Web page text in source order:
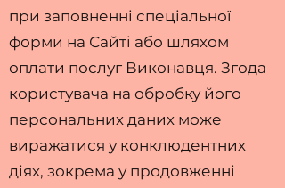
при заповненні спеціальної
форми на Сайті або шляхом
оплати послуг Виконавця. Згода
користувача на обробку його
персональних даних може
виражатися у конклюдентних
діях, зокрема у продовженні